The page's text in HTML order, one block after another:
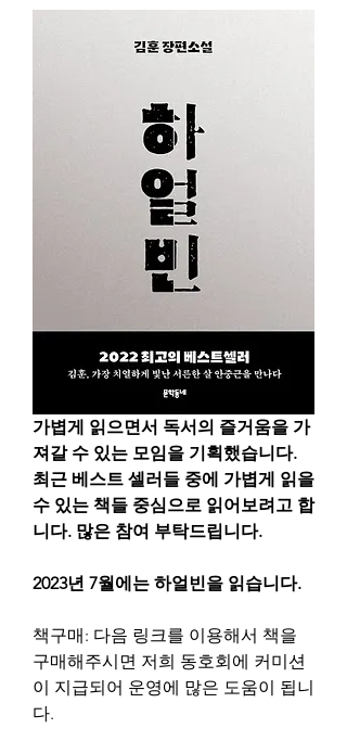
가볍게 읽으면서 독서의 즐거움을 가
져갈 수 있는 모임을 기획했습니다.
최근 베스트 셀러들 중에 가볍게 읽을
수 있는 책들 중심으로 읽어보려고 합
니다. 많은 참여 부탁드립니다.
2023년 7월에는 하얼빈을 읽습니다.
책구매: 다음 링크를 이용해서 책을
구매해주시면 저희 동호회에 커미션
이 지급되어 운영에 많은 도움이 됩니
다.